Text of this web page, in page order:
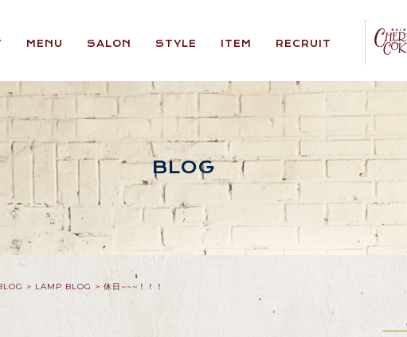
MENU SALON STYLE ITEM RECRUIT
BLOG
> LAMP BLOG > 休日~~~！！！